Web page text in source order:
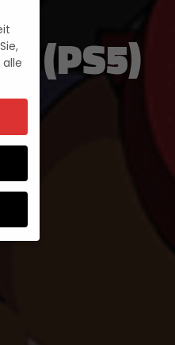
(PS5)